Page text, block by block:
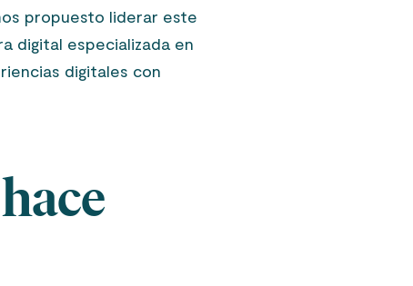
propuesto liderar este
digital especializada en
digitales con